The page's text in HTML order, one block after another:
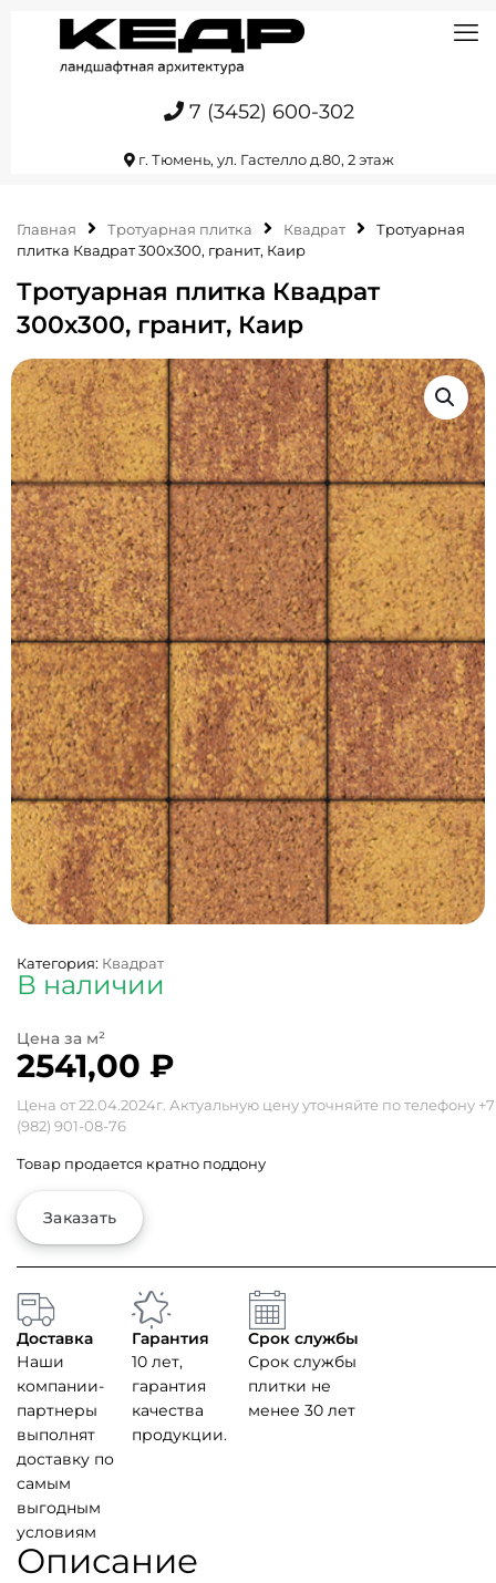
7 (3452) 600-302
г. Тюмень, ул. Гастелло д.80, 2 этаж
Главная Тротуарная плитка Квадрат
Тротуарная
плитка Квадрат 300х300, гранит, Каир
Тротуарная плитка Квадрат
300х300, гранит, Каир
Категория: Квадрат
В наличии
2541,00 ₽
Цена от 22.04.2024г. Актуальную цену уточняйте по телефону +7
(982) 901-08-76
Товар продается кратно поддону
Заказать
Доставка
Наши
компании-
партнеры
выполнят
доставку по
самым
выгодным
условиям
Гарантия
10 лет,
гарантия
качества
продукции.
Срок службы
Срок службы
плитки не
менее 30 лет
Описание